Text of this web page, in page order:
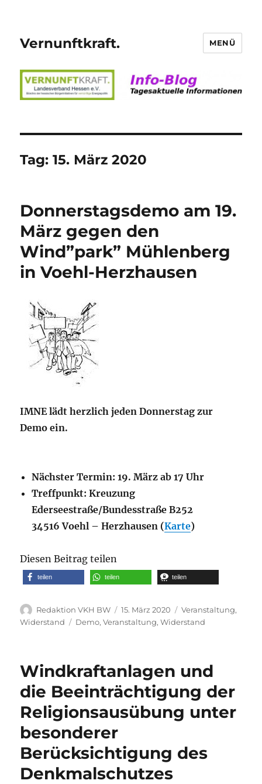
Vernunftkraft. MENÜ
Tag:15. März 2020
Donnerstagsdemo am 19.
März gegen den
Wind”park” Mühlenberg
in Voehl-Herzhausen
IMNE lädt herzlich jeden Donnerstag zur
Demo ein.
Nächster Termin: 19. März ab 17 Uhr
Treffpunkt: Kreuzung
Ederseestraße/Bundesstraße B252
34516 Voehl – Herzhausen (Karte)
Diesen Beitrag teilen
teilen teilen teilen
Autor
Redaktion VKH BW
Veröffentlicht
am
15. März 2020 Kategorien
Veranstaltung,
Widerstand
Schlagwörter
Demo,Veranstaltung,Widerstand
Windkraftanlagen und
die Beeinträchtigung der
Religionsausübung unter
besonderer
Berücksichtigung des
Denkmalschutzes